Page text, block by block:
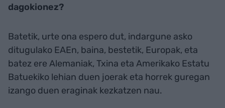
dagokionez?
Batetik, urte ona espero dut, indargune asko
ditugulako EAEn, baina, bestetik, Europak, eta
batez ere Alemaniak, Txina eta Amerikako Estatu
Batuekiko lehian duen joerak eta horrek guregan
izango duen eraginak kezkatzen nau.